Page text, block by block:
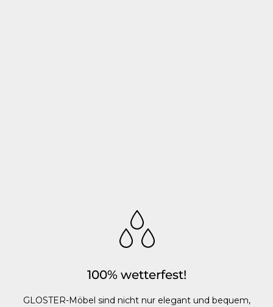
100% wetterfest!
GLOSTER-Möbel sind nicht nur elegant und bequem,